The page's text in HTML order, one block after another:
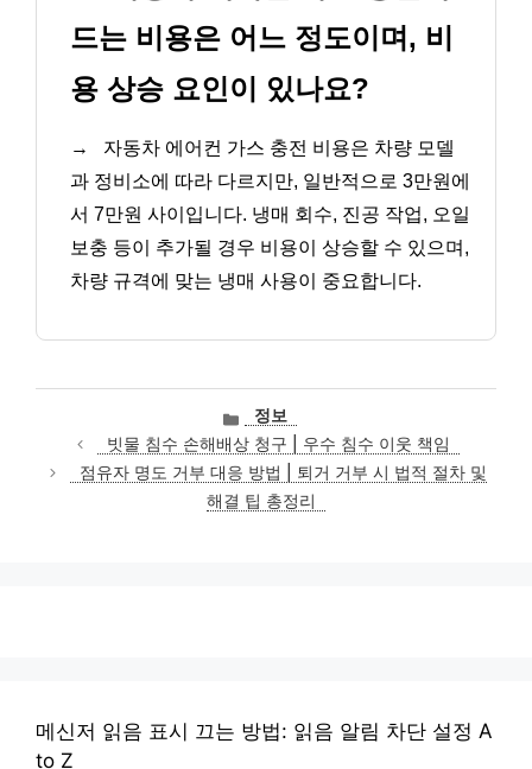
드는 비용은 어느 정도이며, 비
용 상승 요인이 있나요?
→
자동차 에어컨 가스 충전 비용은 차량 모델
과 정비소에 따라 다르지만, 일반적으로 3만원에
서 7만원 사이입니다. 냉매 회수, 진공 작업, 오일
보충 등이 추가될 경우 비용이 상승할 수 있으며,
차량 규격에 맞는 냉매 사용이 중요합니다.
카
테
고
리
정보
빗물 침수 손해배상 청구 | 우수 침수 이웃 책임
점유자 명도 거부 대응 방법 | 퇴거 거부 시 법적 절차 및
해결 팁 총정리
메신저 읽음 표시 끄는 방법: 읽음 알림 차단 설정 A
to Z